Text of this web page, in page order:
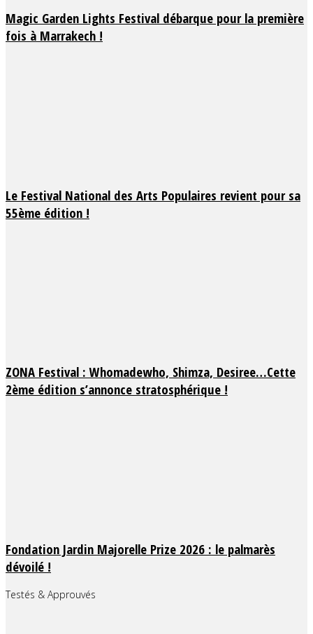
Magic Garden Lights Festival débarque pour la première
fois à Marrakech !
Le Festival National des Arts Populaires revient pour sa
55ème édition !
ZONA Festival : Whomadewho, Shimza, Desiree…Cette
2ème édition s’annonce stratosphérique !
Fondation Jardin Majorelle Prize 2026 : le palmarès
dévoilé !
Testés & Approuvés